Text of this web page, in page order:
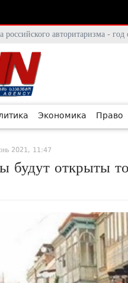
российского авторитаризма -
Экономика Право
2021, 11:47
будут открыты